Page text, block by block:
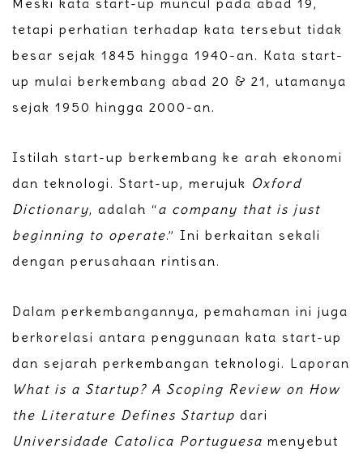
tetapi perhatian terhadap kata tersebut tidak
besar sejak 1845 hingga 1940-an. Kata start-
up mulai berkembang abad 20 & 21, utamanya
sejak 1950 hingga 2000-an.
Istilah start-up berkembang ke arah ekonomi
dan teknologi. Start-up, merujuk Oxford
Dictionary, adalah “a company that is just
beginning to operate.” Ini berkaitan sekali
dengan perusahaan rintisan.
Dalam perkembangannya, pemahaman ini juga
berkorelasi antara penggunaan kata start-up
dan sejarah perkembangan teknologi. Laporan
What is a Startup? A Scoping Review on How
the Literature Defines Startup dari
Universidade Catolica Portuguesa menyebut